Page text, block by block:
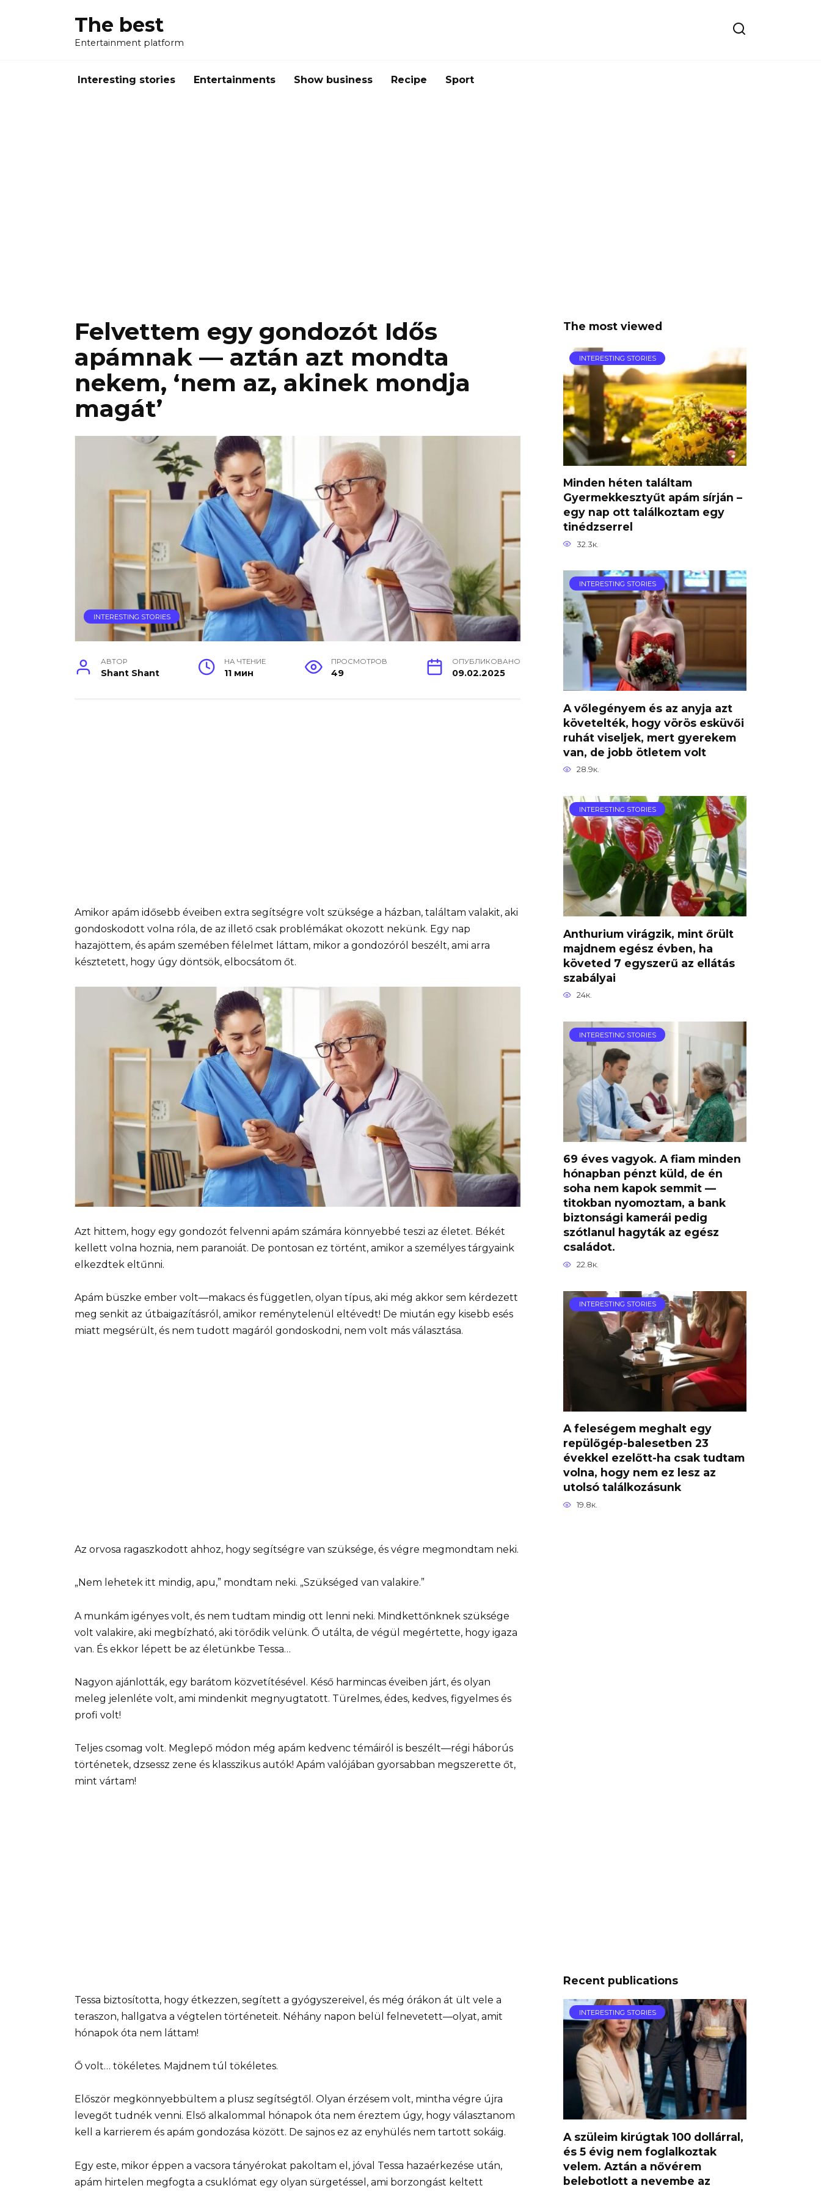
The best
Entertainment platform
Interesting stories Entertainments Show business Recipe Sport
Felvettem egy gondozót Idős
apámnak — aztán azt mondta
nekem, ‘nem az, akinek mondja
magát’
INTERESTING STORIES
АВТОР
Shant Shant
НА ЧТЕНИЕ
11 мин
ПРОСМОТРОВ
49
ОПУБЛИКОВАНО
09.02.2025
Amikor apám idősebb éveiben extra segítségre volt szüksége a házban, találtam valakit, aki
gondoskodott volna róla, de az illető csak problémákat okozott nekünk. Egy nap
hazajöttem, és apám szemében félelmet láttam, mikor a gondozóról beszélt, ami arra
késztetett, hogy úgy döntsök, elbocsátom őt.
Azt hittem, hogy egy gondozót felvenni apám számára könnyebbé teszi az életet. Békét
kellett volna hoznia, nem paranoiát. De pontosan ez történt, amikor a személyes tárgyaink
elkezdtek eltűnni.
Apám büszke ember volt—makacs és független, olyan típus, aki még akkor sem kérdezett
meg senkit az útbaigazításról, amikor reménytelenül eltévedt! De miután egy kisebb esés
miatt megsérült, és nem tudott magáról gondoskodni, nem volt más választása.
Az orvosa ragaszkodott ahhoz, hogy segítségre van szüksége, és végre megmondtam neki.
„Nem lehetek itt mindig, apu,” mondtam neki. „Szükséged van valakire.”
A munkám igényes volt, és nem tudtam mindig ott lenni neki. Mindkettőnknek szüksége
volt valakire, aki megbízható, aki törődik velünk. Ő utálta, de végül megértette, hogy igaza
van. És ekkor lépett be az életünkbe Tessa…
Nagyon ajánlották, egy barátom közvetítésével. Késő harmincas éveiben járt, és olyan
meleg jelenléte volt, ami mindenkit megnyugtatott. Türelmes, édes, kedves, figyelmes és
profi volt!
Teljes csomag volt. Meglepő módon még apám kedvenc témáiról is beszélt—régi háborús
történetek, dzsessz zene és klasszikus autók! Apám valójában gyorsabban megszerette őt,
mint vártam!
Tessa biztosította, hogy étkezzen, segített a gyógyszereivel, és még órákon át ült vele a
teraszon, hallgatva a végtelen történeteit. Néhány napon belül felnevetett—olyat, amit
hónapok óta nem láttam!
Ő volt… tökéletes. Majdnem túl tökéletes.
Először megkönnyebbültem a plusz segítségtől. Olyan érzésem volt, mintha végre újra
levegőt tudnék venni. Első alkalommal hónapok óta nem éreztem úgy, hogy választanom
kell a karrierem és apám gondozása között. De sajnos ez az enyhülés nem tartott sokáig.
Egy este, mikor éppen a vacsora tányérokat pakoltam el, jóval Tessa hazaérkezése után,
apám hirtelen megfogta a csuklómat egy olyan sürgetéssel, ami borzongást keltett
The most viewed
INTERESTING STORIES
Minden héten találtam
Gyermekkesztyűt apám sírján –
egy nap ott találkoztam egy
tinédzserrel
32.3к.
INTERESTING STORIES
A vőlegényem és az anyja azt
követelték, hogy vörös esküvői
ruhát viseljek, mert gyerekem
van, de jobb ötletem volt
28.9к.
INTERESTING STORIES
Anthurium virágzik, mint őrült
majdnem egész évben, ha
követed 7 egyszerű az ellátás
szabályai
24к.
INTERESTING STORIES
69 éves vagyok. A fiam minden
hónapban pénzt küld, de én
soha nem kapok semmit —
titokban nyomoztam, a bank
biztonsági kamerái pedig
szótlanul hagyták az egész
családot.
22.8к.
INTERESTING STORIES
A feleségem meghalt egy
repülőgép-balesetben 23
évekkel ezelőtt-ha csak tudtam
volna, hogy nem ez lesz az
utolsó találkozásunk
19.8к.
Recent publications
INTERESTING STORIES
A szüleim kirúgtak 100 dollárral,
és 5 évig nem foglalkoztak
velem. Aztán a nővérem
belebotlott a nevembe az